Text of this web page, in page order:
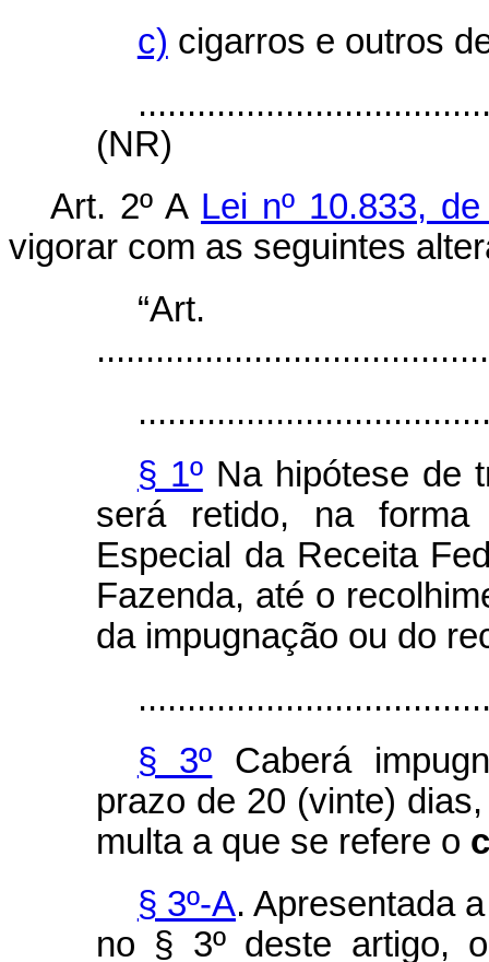
c) cigarros e outros
(NR)
Art. 2º A Lei nº 10.833,
vigorar com as seguintes
§ 1ºNa hipótese de
será retido, na forma
Especial da Receita
Fazenda, até o
da impugnação ou do
§ 3º Caberá
prazo de 20 (vinte)
multa a que se refere o
§ 3º-A. Apresentada
no § 3º deste artigo,